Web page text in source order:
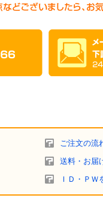
ご注文の流
送料・お届
ＩＤ・Ｐ